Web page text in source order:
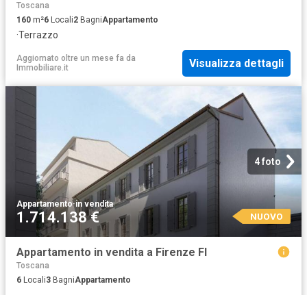
Toscana
160 m²6 Locali2 BagniAppartamento
·Terrazzo
Aggiornato oltre un mese fa da
Immobiliare.it
Visualizza dettagli
4 foto
Appartamento·in vendita
1.714.138 € NUOVO
Appartamento in vendita a Firenze FI
Toscana
6 Locali3 BagniAppartamento